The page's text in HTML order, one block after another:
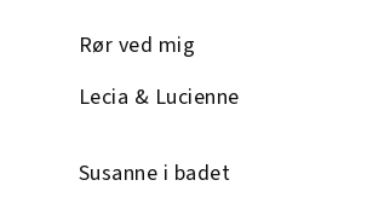
Rør ved mig
Lecia & Lucienne
Susanne i badet